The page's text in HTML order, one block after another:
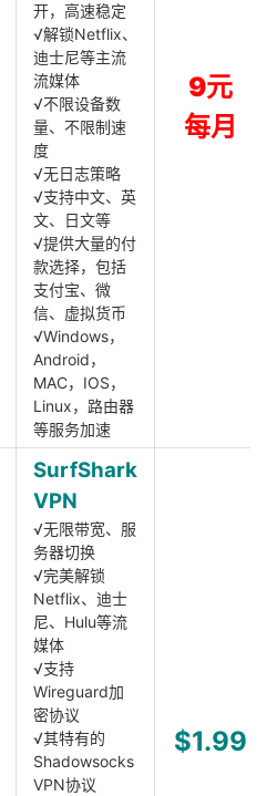
开，高速稳定
√解锁Netflix、
迪士尼等主流
流媒体
√不限设备数
量、不限制速
度
√无日志策略
√支持中文、英
文、日文等
√提供大量的付
款选择，包括
支付宝、微
信、虚拟货币
√Windows，
Android，
MAC，IOS，
Linux，路由器
等服务加速
9元
每月
SurfShark
VPN
√无限带宽、服
务器切换
√完美解锁
Netflix、迪士
尼、Hulu等流
媒体
√支持
Wireguard加
密协议
√其特有的
Shadowsocks
VPN协议
$1.99